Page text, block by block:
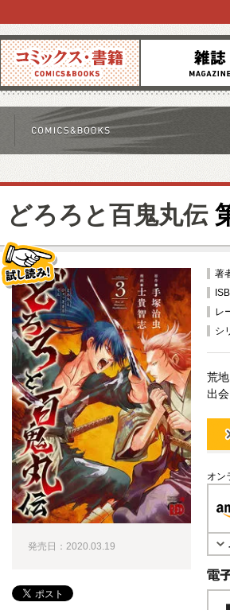
コミックス 雑誌
どろろと百鬼丸伝
著
レ
シ
荒
出
試し読み！
オン
電子
発売日：2020.03.19